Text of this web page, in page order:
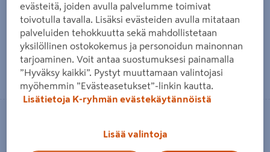
valkoinen L79 S38 K50cm 2
vetolaatikkoa
419€/kpl
419 €/ kpl
Lue lisää
S38cm valkoinen 2
vetolaatikkoa
Lue lisää
Heti 1 myymälästä
evästeitä, joiden avulla palvelumme toimivat
toivotulla tavalla. Lisäksi evästeiden avulla mitataan
palveluiden tehokkuutta sekä mahdollistetaan
yksilöllinen ostokokemus ja personoidun mainonnan
tarjoaminen. Voit antaa suostumuksesi painamalla
”Hyväksy kaikki”. Pystyt muuttamaan valintojasi
myöhemmin ”Evästeasetukset”-linkin kautta.
Lisätietoja K-ryhmän evästekäytännöistä
Lisää valintoja